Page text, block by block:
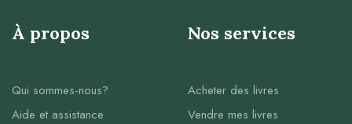
À propos
Qui sommes-nous?
Aide et assistance
Nos services
Acheter des livres
Vendre mes livres